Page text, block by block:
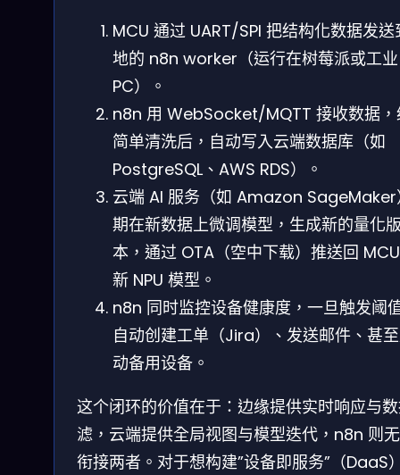
MCU 通过 UART/SPI 把结构化数据发送
地的 n8n worker（运行在树莓派或工业
PC）。
n8n 用 WebSocket/MQTT 接收数据，
简单清洗后，自动写入云端数据库（如
PostgreSQL、AWS RDS）。
云端 AI 服务（如 Amazon SageMaker
期在新数据上微调模型，生成新的量化
本，通过 OTA（空中下载）推送回
新 NPU 模型。
n8n 同时监控设备健康度，一旦触发阈
自动创建工单（Jira）、发送邮件、甚
动备用设备。
这个闭环的价值在于：边缘提供实时响应与
滤，云端提供全局视图与模型迭代，n8n 则
衔接两者。对于想构建”设备即服务”（DaaS